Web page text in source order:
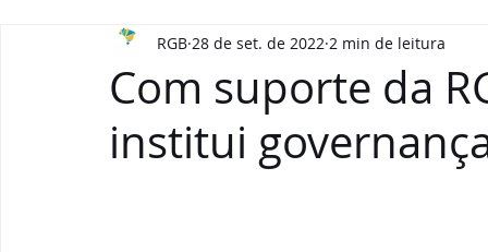
GOVERNANÇA INTERNACIONAL LGPD
PODCAST VÍDEOS
Com suporte da
institui
RGB 28 de set. de 2022 2 min de leitura